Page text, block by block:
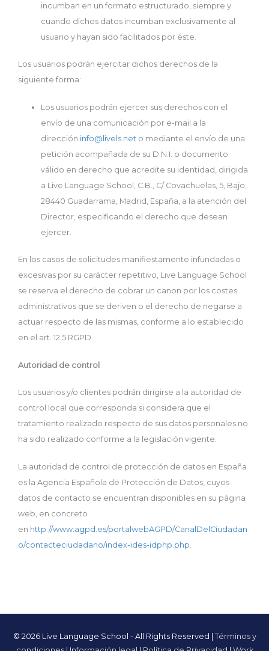
incumban en un formato estructurado, siempre y
cuando dichos datos incumban exclusivamente al
usuario y hayan sido facilitados por éste.
Los usuarios podrán ejercitar dichos derechos de la
siguiente forma:
Los usuarios podrán ejercer sus derechos con el
envío de una comunicación por e-mail a la
dirección info@livels.net o mediante el envío de una
petición acompañada de su D.N.I. o documento
válido en derecho que acredite su identidad, dirigida
a Live Language School, C.B., C/ Covachuelas, 5, Bajo,
28440 Guadarrama, Madrid, España, a la atención del
Director, especificando el derecho que desean
ejercer.
En los casos de solicitudes manifiestamente infundadas o
excesivas por su carácter repetitivo, Live Language School
se reserva el derecho de cobrar un canon por los costes
administrativos que se deriven o el derecho de negarse a
actuar respecto de las mismas, conforme a lo establecido
en el art. 12.5 RGPD.
Autoridad de control
Los usuarios y/o clientes podrán dirigirse a la autoridad de
control local que corresponda si considera que el
tratamiento realizado respecto de sus datos personales no
ha sido realizado conforme a la legislación vigente.
La autoridad de control de protección de datos en España
es la Agencia Española de Protección de Datos, cuyos
datos de contacto se encuentran disponibles en su página
web, en concreto
en http://www.agpd.es/portalwebAGPD/CanalDelCiudadan
o/contacteciudadano/index-ides-idphp.php.
© 2026 Live Language School - All Rights Reserved | Términos y